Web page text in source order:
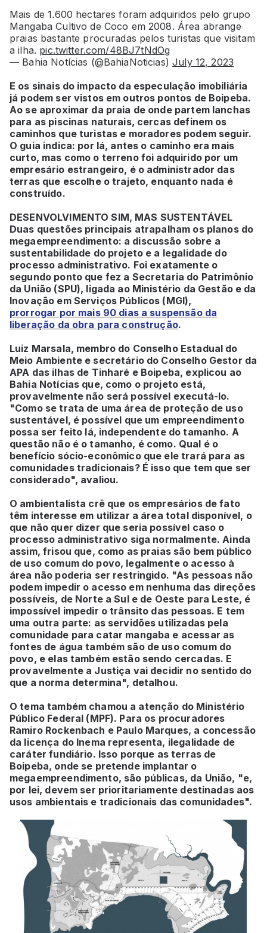
Mais de 1.600 hectares foram adquiridos pelo grupo
Mangaba Cultivo de Coco em 2008. Área abrange
praias bastante procuradas pelos turistas que visitam
a ilha. pic.twitter.com/48BJ7tNdOg
— Bahia Notícias (@BahiaNoticias)July 12, 2023
E os sinais do impacto da especulação imobiliária
já podem ser vistos em outros pontos de Boipeba.
Ao se aproximar da praia de onde partem lanchas
para as piscinas naturais, cercas definem os
caminhos que turistas e moradores podem seguir.
O guia indica: por lá, antes o caminho era mais
curto, mas como o terreno foi adquirido por um
empresário estrangeiro, é o administrador das
terras que escolhe o trajeto, enquanto nada é
construído.
DESENVOLVIMENTO SIM, MAS SUSTENTÁVEL
Duas questões principais atrapalham os planos do
megaempreendimento: a discussão sobre a
sustentabilidade do projeto e a legalidade do
processo administrativo. Foi exatamente o
segundo ponto que fez a Secretaria do Patrimônio
da União (SPU), ligada ao Ministério da Gestão e da
Inovação em Serviços Públicos (MGI),
prorrogar por mais 90 dias a suspensão da
liberação da obra para construção.
Luiz Marsala, membro do Conselho Estadual do
Meio Ambiente e secretário do Conselho Gestor da
APA das ilhas de Tinharé e Boipeba, explicou ao
Bahia Notícias que, como o projeto está,
provavelmente não será possível executá-lo.
"Como se trata de uma área de proteção de uso
sustentável, é possível que um empreendimento
possa ser feito lá, independente do tamanho. A
questão não é o tamanho, é como. Qual é o
benefício sócio-econômico que ele trará para as
comunidades tradicionais? É isso que tem que ser
considerado", avaliou.
O ambientalista crê que os empresários de fato
têm interesse em utilizar a área total disponível, o
que não quer dizer que seria possível caso o
processo administrativo siga normalmente. Ainda
assim, frisou que, como as praias são bem público
de uso comum do povo, legalmente o acesso à
área não poderia ser restringido. "As pessoas não
podem impedir o acesso em nenhuma das direções
possíveis, de Norte a Sul e de Oeste para Leste, é
impossível impedir o trânsito das pessoas. E tem
uma outra parte: as servidões utilizadas pela
comunidade para catar mangaba e acessar as
fontes de água também são de uso comum do
povo, e elas também estão sendo cercadas. E
provavelmente a Justiça vai decidir no sentido do
que a norma determina", detalhou.
O tema também chamou a atenção do Ministério
Público Federal (MPF). Para os procuradores
Ramiro Rockenbach e Paulo Marques, a concessão
da licença do Inema representa, ilegalidade de
caráter fundiário. Isso porque as terras de
Boipeba, onde se pretende implantar o
megaempreendimento, são públicas, da União, "e,
por lei, devem ser prioritariamente destinadas aos
usos ambientais e tradicionais das comunidades".